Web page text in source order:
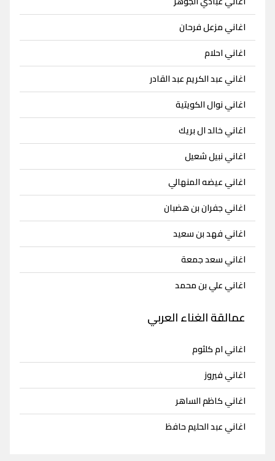
اغاني مزعل فرحان
اغاني احلام
اغاني عبد الكريم عبد القادر
اغاني نوال الكويتية
اغاني خالد ال بريك
اغاني نبيل شعيل
اغاني عيضه المنهالي
اغاني جفران بن هضبان
اغاني فهد بن سعيد
اغاني سعد جمعة
اغاني علي بن محمد
عمالقة الغناء العربي
اغاني ام كلثوم
اغاني فيروز
اغاني كاظم الساهر
اغاني عبد الحليم حافظ